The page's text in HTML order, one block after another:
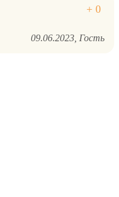
09.06.2023 Гость